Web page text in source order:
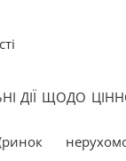
ДІЇ ЩОДО